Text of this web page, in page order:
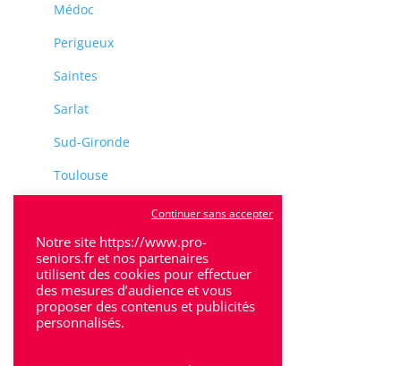
Médoc
Perigueux
Saintes
Sarlat
Sud-Gironde
Toulouse
Villeneuve-Sur-Lot
Notre site https://www.pro-
seniors.fr et nos partenaires
utilisent des cookies pour effectuer
des mesures d’audience et vous
proposer des contenus et publicités
personnalisés.
Continuer sans accepter